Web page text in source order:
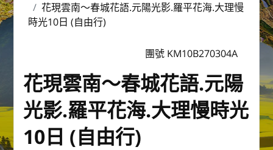
花現雲南～春城花語.元陽光影.羅平花海.大理慢
時光10日 (自由行)
團號 KM10B270304A
花現雲南～春城花語.元陽
光影.羅平花海.大理慢時光
10日 (自由行)